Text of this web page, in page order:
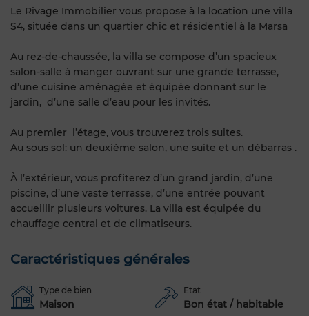
Le Rivage Immobilier vous propose à la location une villa
S4, située dans un quartier chic et résidentiel à la Marsa
Au rez-de-chaussée, la villa se compose d’un spacieux
salon-salle à manger ouvrant sur une grande terrasse,
d’une cuisine aménagée et équipée donnant sur le
jardin, d’une salle d’eau pour les invités.
Au premier l’étage, vous trouverez trois suites.
Au sous sol: un deuxième salon, une suite et un débarras .
À l’extérieur, vous profiterez d’un grand jardin, d’une
piscine, d’une vaste terrasse, d’une entrée pouvant
accueillir plusieurs voitures. La villa est équipée du
chauffage central et de climatiseurs.
Caractéristiques générales
Type de bien
Maison
Etat
Bon état / habitable